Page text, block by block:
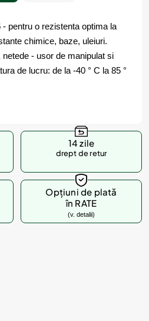
pentru o rezistenta optima la
chimice, baze, uleiuri.
- usor de manipulat si
de lucru: de la -40 ° C la 85 °
14 zile
drept de retur
Opțiuni de plată
în RATE
(v. detalii)